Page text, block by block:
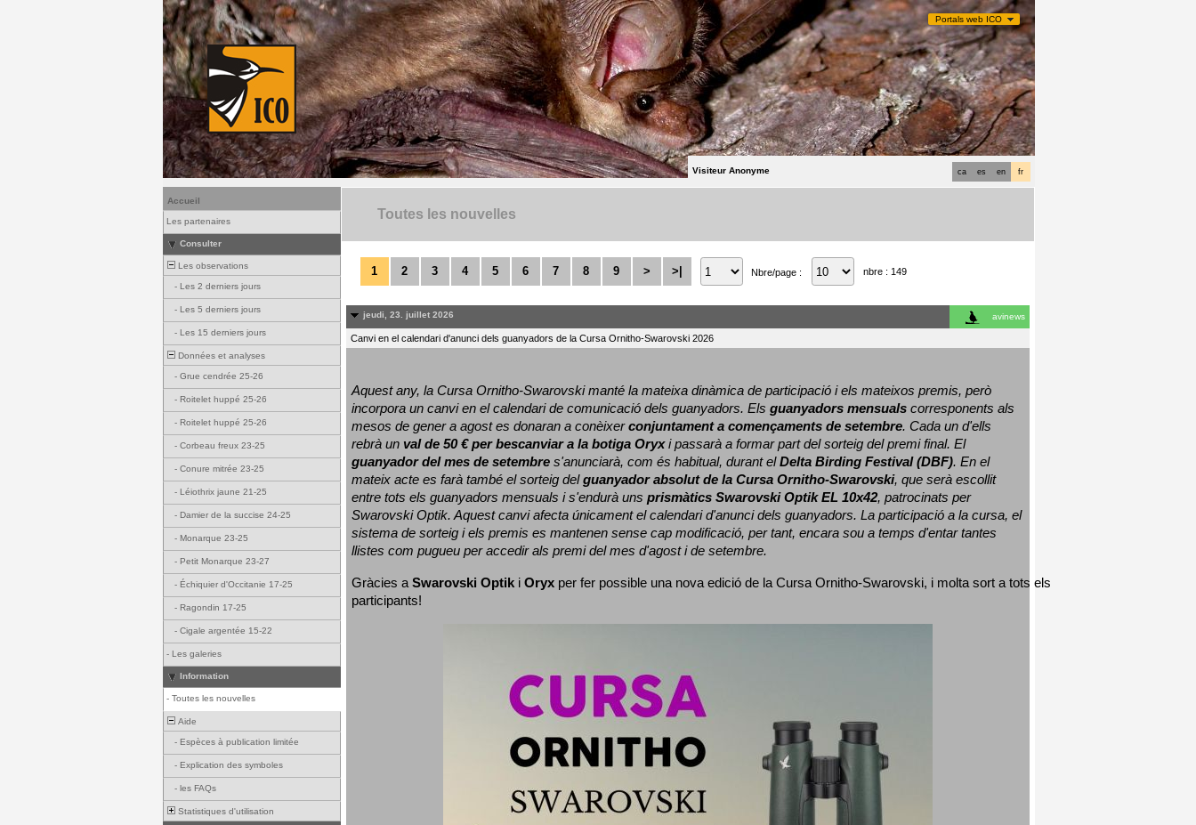
Portals web ICO
fr
en
es
ca
Visiteur Anonyme
Accueil
Les partenaires
Consulter
Les observations
- Les 2 derniers jours
- Les 5 derniers jours
- Les 15 derniers jours
Données et analyses
- Grue cendrée 25-26
- Roitelet huppé 25-26
- Roitelet huppé 25-26
- Corbeau freux 23-25
- Conure mitrée 23-25
- Léiothrix jaune 21-25
- Damier de la succise 24-25
- Monarque 23-25
- Petit Monarque 23-27
- Échiquier d'Occitanie 17-25
- Ragondin 17-25
- Cigale argentée 15-22
- Les galeries
Information
- Toutes les nouvelles
Aide
- Espèces à publication limitée
- Explication des symboles
- les FAQs
Statistiques d'utilisation
Toutes les nouvelles
1 2 3 4 5 6 7 8 9 > >| Nbre/page : nbre : 149
jeudi, 23. juillet 2026 avinews
Canvi en el calendari d'anunci dels guanyadors de la Cursa Ornitho-Swarovski 2026
Aquest any, la Cursa Ornitho-Swarovski manté la mateixa dinàmica de participació i els mateixos premis, però
incorpora un canvi en el calendari de comunicació dels guanyadors. Els guanyadors mensuals corresponents als
mesos de gener a agost es donaran a conèixer conjuntament a començaments de setembre. Cada un d'ells
rebrà un val de 50 € per bescanviar a la botiga Oryx i passarà a formar part del sorteig del premi final.
El
guanyador del mes de setembre s'anunciarà, com és habitual, durant el Delta Birding Festival (DBF). En el
mateix acte es farà també el sorteig del guanyador absolut de la Cursa Ornitho-Swarovski, que serà escollit
entre tots els guanyadors mensuals i s'endurà uns prismàtics Swarovski Optik EL 10x42, patrocinats per
Swarovski Optik. Aquest canvi afecta únicament el calendari d'anunci dels guanyadors. La participació a la cursa, el
sistema de sorteig i els premis es mantenen sense cap modificació, per tant, encara sou a temps d'entar tantes
llistes com pugueu per accedir als premi del mes d'agost i de setembre.
Gràcies a Swarovski Optik i Oryx per fer possible una nova edició de la Cursa Ornitho-Swarovski, i molta sort a tots els
participants!